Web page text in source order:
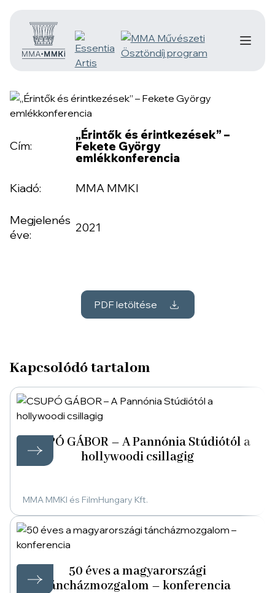
Cím:
„Érintők és érintkezések” –
Fekete György
emlékkonferencia
Kiadó: MMA MMKI
Megjelenés
éve:
2021
PDF letöltése
Kapcsolódó tartalom
CSUPÓ GÁBOR – A Pannónia Stúdiótól a
hollywoodi csillagig
MMA MMKI és FilmHungary Kft.
50 éves a magyarországi
táncházmozgalom – konferencia